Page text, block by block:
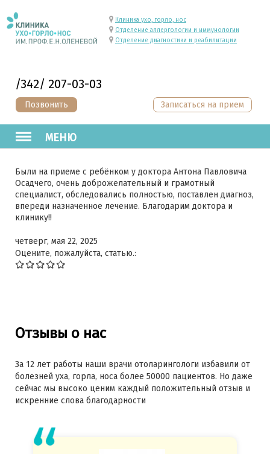
/342/ 207-03-03
Позвонить
Клиника ухо, горло, нос
Отделение аллергологии и иммунологии
Отделение диагностики и реабилитации
МЕНЮ
Записаться на прием
Были на приеме с ребёнком у доктора Антона Павловича
Осадчего, очень доброжелательный и грамотный
специалист, обследовались полностью, поставлен диагноз,
впереди назначенное лечение. Благодарим доктора и
клинику!!
четверг, мая 22, 2025
Оцените, пожалуйста, статью.:
Отзывы о нас
За 12 лет работы наши врачи отоларингологи избавили от
болезней уха, горла, носа более 50000 пациентов. Но даже
сейчас мы высоко ценим каждый положительный отзыв и
искренние слова благодарности